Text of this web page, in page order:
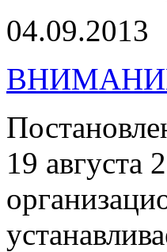
04.09.2013
19 августа